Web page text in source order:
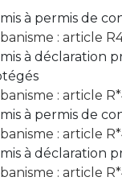
à permis de
: article
à déclaration
: article
à permis de
: article
à déclaration
: article